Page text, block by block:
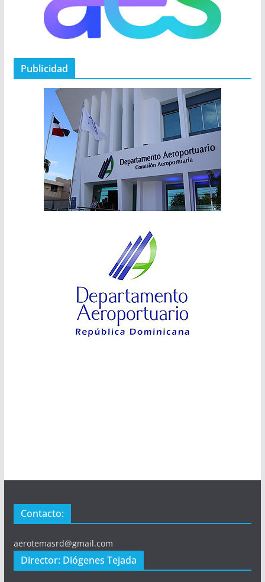
Publicidad
Contacto:
aerotemasrd@gmail.com
Director: Diógenes Tejada